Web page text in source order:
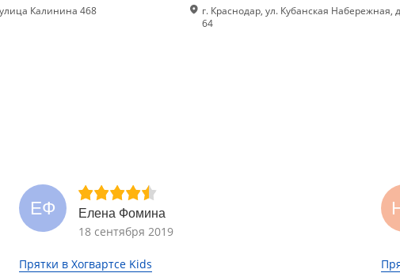
Калинина 468
г. Краснодар, ул. Кубанская Набережная,
64
ЕФ Елена Фомина
18 сентября 2019
Прятки в Хогвартсе Kids